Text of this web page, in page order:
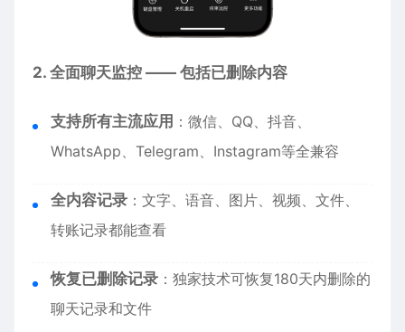
2. 全面聊天监控 —— 包括已删除内容
支持所有主流应用 ：微信、QQ、抖音、
WhatsApp、Telegram、Instagram等全兼容
全内容记录 ：文字、语音、图片、视频、文件、
转账记录都能查看
恢复已删除记录 ：独家技术可恢复180天内删除的
聊天记录和文件